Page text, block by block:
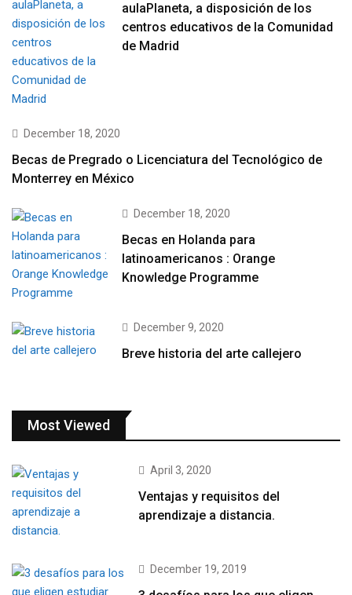
aulaPlaneta, a disposición de los
centros educativos de la Comunidad
de Madrid
December 18, 2020
Becas de Pregrado o Licenciatura del Tecnológico de
Monterrey en México
December 18, 2020
Becas en Holanda para
latinoamericanos : Orange
Knowledge Programme
December 9, 2020
Breve historia del arte callejero
Most Viewed
April 3, 2020
Ventajas y requisitos del
aprendizaje a distancia.
December 19, 2019